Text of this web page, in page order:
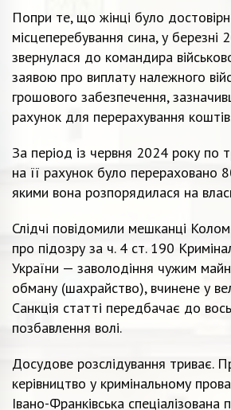
Попри те, що жінці було
місцеперебування сина, у березні
звернулася до командира
заявою про виплату належного
грошового забезпечення,
рахунок для перерахування
За період із червня 2024 року по
на її рахунок було перераховано
якими вона розпорядилася на
Слідчі повідомили мешканці
про підозру за ч. 4 ст. 190
України — заволодіння чужим
обману (шахрайство), вчинене у
Санкція статті передбачає до
позбавлення волі.
Досудове розслідування триває.
керівництво у кримінальному
Івано-Франківська спеціалізована